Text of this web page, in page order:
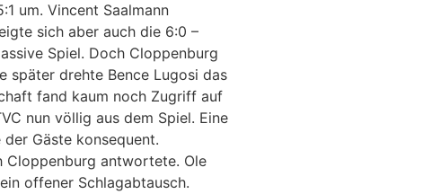
um. Vincent Saalmann
sich aber auch die 6:0 –
Spiel. Doch Cloppenburg
später drehte Bence Lugosi das
fand kaum noch Zugriff auf
nun völlig aus dem Spiel. Eine
Gäste konsequent.
Cloppenburg antwortete. Ole
offener Schlagabtausch.